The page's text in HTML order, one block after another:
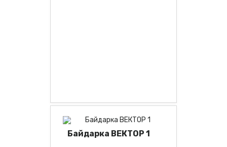
Байдарка ВЕКТОР 1